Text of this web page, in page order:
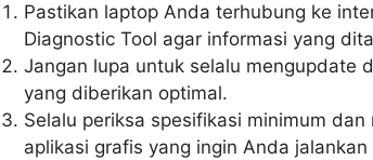
Pastikan laptop Anda terhubung ke
Diagnostic Tool agar informasi yang
Jangan lupa untuk selalu mengupdate
yang diberikan optimal.
Selalu periksa spesifikasi minimum
aplikasi grafis yang ingin Anda